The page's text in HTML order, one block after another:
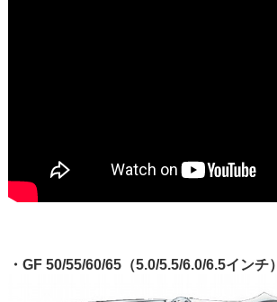
・GF 50/55/60/65（5.0/5.5/6.0/6.5インチ）